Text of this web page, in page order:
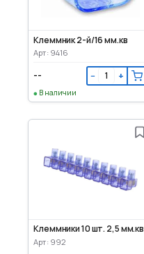
Клеммник 2-й/16 мм.кв
Арт: 9416
-- − +
В наличии
Клеммники 10 шт. 2,5 мм.кв
Арт: 992